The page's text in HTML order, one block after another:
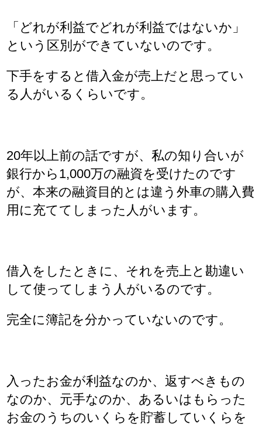
「どれが利益でどれが利益ではないか」
という区別ができていないのです。
下手をすると借入金が売上だと思ってい
る人がいるくらいです。
20年以上前の話ですが、私の知り合いが
銀行から1,000万の融資を受けたのです
が、本来の融資目的とは違う外車の購入費
用に充ててしまった人がいます。
借入をしたときに、それを売上と勘違い
して使ってしまう人がいるのです。
完全に簿記を分かっていないのです。
入ったお金が利益なのか、返すべきもの
なのか、元手なのか、あるいはもらった
お金のうちのいくらを貯蓄していくらを